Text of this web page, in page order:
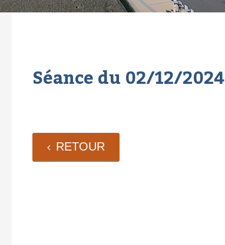
Séance du 02/12/2024
RETOUR